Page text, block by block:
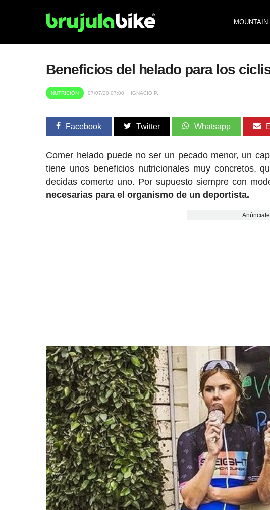
Beneficios del helado para los
NUTRICIÓN 07/07/20 07:00 IGNACIO P.
Facebook Twitter Whatsapp
Comer helado puede no ser un pecado menor, un
tiene unos beneficios nutricionales muy concretos,
decidas comerte uno. Por supuesto siempre con
necesarias para el organismo de un deportista.